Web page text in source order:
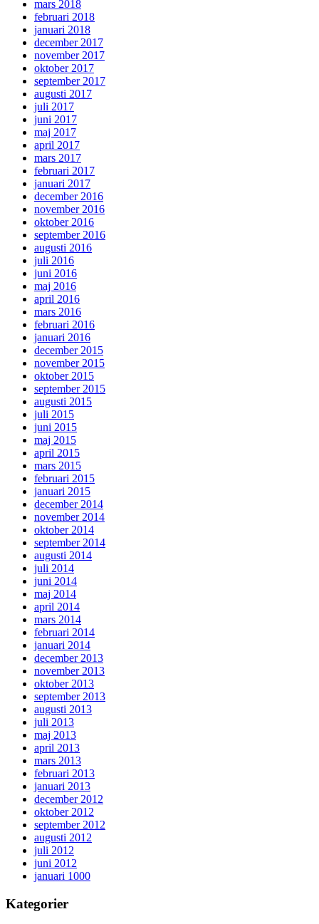
mars 2018
februari 2018
januari 2018
december 2017
november 2017
oktober 2017
september 2017
augusti 2017
juli 2017
juni 2017
maj 2017
april 2017
mars 2017
februari 2017
januari 2017
december 2016
november 2016
oktober 2016
september 2016
augusti 2016
juli 2016
juni 2016
maj 2016
april 2016
mars 2016
februari 2016
januari 2016
december 2015
november 2015
oktober 2015
september 2015
augusti 2015
juli 2015
juni 2015
maj 2015
april 2015
mars 2015
februari 2015
januari 2015
december 2014
november 2014
oktober 2014
september 2014
augusti 2014
juli 2014
juni 2014
maj 2014
april 2014
mars 2014
februari 2014
januari 2014
december 2013
november 2013
oktober 2013
september 2013
augusti 2013
juli 2013
maj 2013
april 2013
mars 2013
februari 2013
januari 2013
december 2012
oktober 2012
september 2012
augusti 2012
juli 2012
juni 2012
januari 1000
Kategorier